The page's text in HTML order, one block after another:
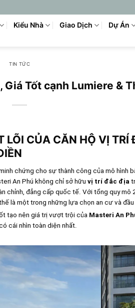
Kiểu Nhà Giao Dịch Dự Án
TIN TỨC
Tốt cạnh Lumiere &
LÕI CỦA CĂN HỘ VỊ
chứng cho sự thành công của mô hình
An Phú không chỉ sở hữu vị trí đắc địa
chỉnh, đẳng cấp quốc tế. Với tổng quy mô
là một trong những lựa chọn an cư và đầu
tạo nên giá trị vượt trội của Masteri An
cái nhìn toàn diện nhất.